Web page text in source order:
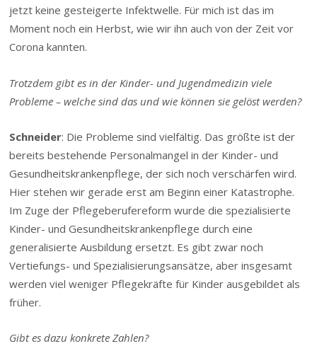
jetzt keine gesteigerte Infektwelle. Für mich ist das im
Moment noch ein Herbst, wie wir ihn auch von der Zeit vor
Corona kannten.
Trotzdem gibt es in der Kinder- und Jugendmedizin viele
Probleme – welche sind das und wie können sie gelöst werden?
Schneider: Die Probleme sind vielfältig. Das größte ist der
bereits bestehende Personalmangel in der Kinder- und
Gesundheitskrankenpflege, der sich noch verschärfen wird.
Hier stehen wir gerade erst am Beginn einer Katastrophe.
Im Zuge der Pflegeberufereform wurde die spezialisierte
Kinder- und Gesundheitskrankenpflege durch eine
generalisierte Ausbildung ersetzt. Es gibt zwar noch
Vertiefungs- und Spezialisierungsansätze, aber insgesamt
werden viel weniger Pflegekräfte für Kinder ausgebildet als
früher.
Gibt es dazu konkrete Zahlen?